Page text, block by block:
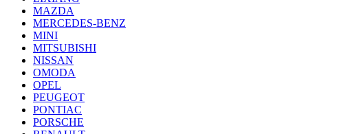
MAZDA
MERCEDES-BENZ
MINI
MITSUBISHI
NISSAN
OMODA
OPEL
PEUGEOT
PONTIAC
PORSCHE